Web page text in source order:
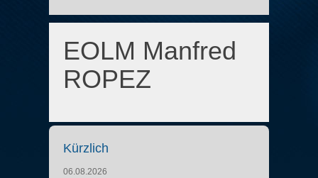
EOLM Manfred
ROPEZ
Kürzlich
06.08.2026